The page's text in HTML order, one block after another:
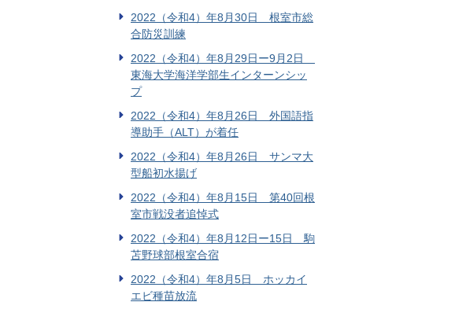
2022（令和4）年8月30日 根室市総
合防災訓練
2022（令和4）年8月29日ー9月2日
東海大学海洋学部生インターンシッ
プ
2022（令和4）年8月26日 外国語指
導助手（ALT）が着任
2022（令和4）年8月26日 サンマ大
型船初水揚げ
2022（令和4）年8月15日 第40回根
室市戦没者追悼式
2022（令和4）年8月12日ー15日 駒
苫野球部根室合宿
2022（令和4）年8月5日 ホッカイ
エビ種苗放流